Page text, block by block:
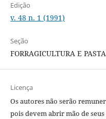
Edição
v. 48 n. 1 (1991)
Seção
FORRAGICULTURA E
Licença
Os autores não serão
pois devem abrir mão de